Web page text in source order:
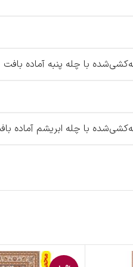
با چله پنبه آماده بافت
با چله ابریشم آماده